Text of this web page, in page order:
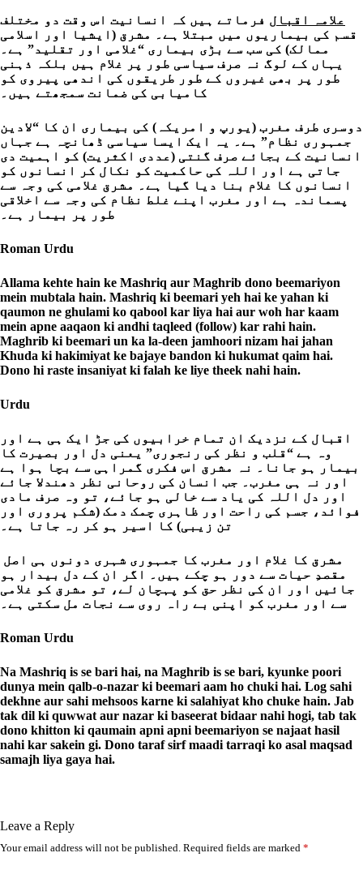
علامہ اقبال فرماتے ہیں کہ انسانیت اس وقت دو مختلف
قسم کی بیماریوں میں مبتلا ہے۔ مشرق (ایشیا اور اسلامی
ممالک) کی سب سے بڑی بیماری “غلامی اور تقلید” ہے۔
یہاں کے لوگ نہ صرف سیاسی طور پر غلام ہیں بلکہ ذہنی
طور پر بھی غیروں کے طور طریقوں کی اندھی پیروی کو
دوسری طرف مغرب (یورپ و امریکہ) کی بیماری ان کا “لادین
جمہوری نظام” ہے۔ یہ ایک ایسا سیاسی ڈھانچہ ہے جہاں
انسانیت کے بجائے صرف گنتی (عددی اکثریت) کو اہمیت دی
جاتی ہے اور اللہ کی حاکمیت کو نکال کر انسانوں کو
انسانوں کا غلام بنا دیا گیا ہے۔ مشرق غلامی کی وجہ سے
پسماندہ ہے اور مغرب اپنے غلط نظام کی وجہ سے اخلاقی
طور پر بیمار ہے۔
Roman Urdu
Allama kehte hain ke Mashriq aur Maghrib dono beemariyon
mein mubtala hain. Mashriq ki beemari yeh hai ke yahan ki
qaumon ne ghulami ko qabool kar liya hai aur woh har kaam
mein apne aaqaon ki andhi taqleed (follow) kar rahi hain.
Maghrib ki beemari un ka la-deen jamhoori nizam hai jahan
Khuda ki hakimiyat ke bajaye bandon ki hukumat qaim hai.
Dono hi raste insaniyat ki falah ke liye theek nahi hain.
Urdu
اقبال کے نزدیک ان تمام خرابیوں کی جڑ ایک ہی ہے اور
وہ ہے “قلب و نظر کی رنجوری” یعنی دل اور بصیرت کا
بیمار ہو جانا۔ نہ مشرق اس فکری گمراہی سے بچا ہوا ہے
اور نہ ہی مغرب۔ جب انسان کی روحانی نظر دھندلا جائے
اور دل اللہ کی یاد سے خالی ہو جائے، تو وہ صرف مادی
فوائد، جسم کی راحت اور ظاہری چمک دمک (شکم پروری اور
تن زیبی) کا اسیر ہو کر رہ جاتا ہے۔
مقصدِ حیات سے دور ہو چکے ہیں۔ اگر ان کے دل بیدار ہو
جائیں اور ان کی نظر حق کو پہچان لے، تو مشرق کو غلامی
سے اور مغرب کو اپنی بے راہ روی سے نجات مل سکتی ہے۔
Roman Urdu
Na Mashriq is se bari hai, na Maghrib is se bari, kyunke poori
dunya mein qalb-o-nazar ki beemari aam ho chuki hai. Log sahi
dekhne aur sahi mehsoos karne ki salahiyat kho chuke hain. Jab
tak dil ki quwwat aur nazar ki baseerat bidaar nahi hogi, tab tak
dono khitton ki qaumain apni apni beemariyon se najaat hasil
nahi kar sakein gi. Dono taraf sirf maadi tarraqi ko asal maqsad
samajh liya gaya hai.
Leave a Reply
Your email address will not be published. Required fields are marked *
A